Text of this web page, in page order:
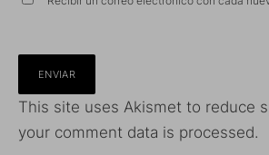
This site uses Akismet to reduce
your comment data is processed.